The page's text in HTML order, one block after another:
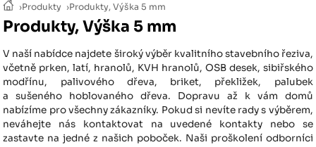
›Produkty ›Produkty, Výška 5 mm
Produkty, Výška 5 mm
V naší nabídce najdete široký výběr kvalitního stavebního řeziva,
včetně prken, latí, hranolů, KVH hranolů, OSB desek, sibiřského
modřínu, palivového dřeva, briket, překližek, palubek
a sušeného hoblovaného dřeva. Dopravu až k vám domů
nabízíme pro všechny zákazníky. Pokud si nevíte rady s výběrem,
neváhejte nás kontaktovat na uvedené kontakty nebo se
zastavte na jedné z našich poboček. Naši proškolení odborníci